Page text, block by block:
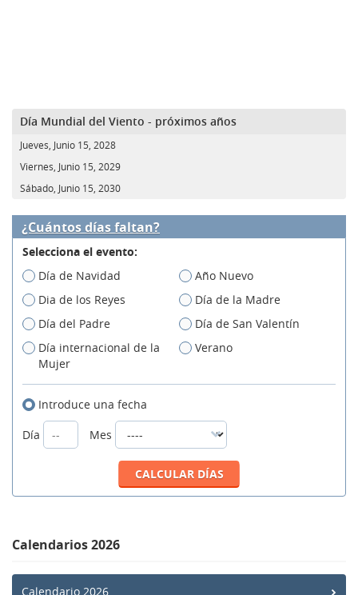
Día Mundial del Viento - próximos años
Jueves, Junio 15, 2028
Viernes, Junio 15, 2029
Sábado, Junio 15, 2030
¿Cuántos días faltan?
Selecciona el evento:
Día de Navidad
Año Nuevo
Dia de los Reyes
Día de la Madre
Día del Padre
Día de San Valentín
Día internacional de la
Mujer
Verano
Introduce una fecha
Día
Mes
Calendarios 2026
Calendario 2026